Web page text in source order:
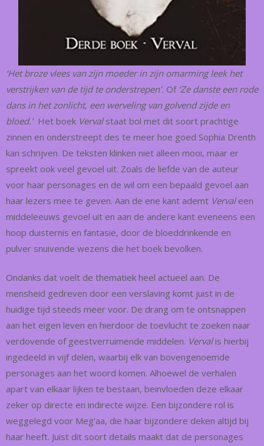
‘Het broze vlees van zijn moeder in zijn omarming leek het
verstrijken van de tijd te onderstrepen’. Of ‘Ze danste een rode
dans in het zonlicht, een werveling van golvend zijde en
bloed.’Het boek Vervalstaat bol met dit soort prachtige
zinnen en onderstreept des te meer hoe goed Sophia Drenth
kan schrijven. De teksten klinken niet alleen mooi, maar er
spreekt ook veel gevoel uit. Zoals de liefde van de auteur
voor haar personages en de wil om een bepaald gevoel aan
haar lezers mee te geven. Aan de ene kant ademt Vervaleen
middeleeuws gevoel uit en aan de andere kant eveneens een
hoop duisternis en fantasie, door de bloeddrinkende en
pulver snuivende wezens die het boek bevolken.
Ondanks dat voelt de thematiek heel actueel aan. De
mensheid gedreven door een verslaving komt juist in de
huidige tijd steeds meer voor. De drang om te ontsnappen
aan het eigen leven en hierdoor de toevlucht te zoeken naar
verdovende of geestverruimende middelen. Vervalis hierbij
ingedeeld in vijf delen, waarbij elk van bovengenoemde
personages aan het woord komen. Alhoewel de verhalen
apart van elkaar lijken te bestaan, beinvloeden deze elkaar
zeker op directe en indirecte wijze. Een bijzondere rol is
weggelegd voor Meg’aa, die haar bijzondere deken altijd bij
haar heeft. Juist dit soort details maakt dat de personages